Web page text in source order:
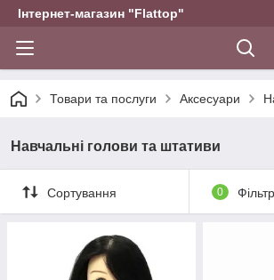
Інтернет-магазин "Flattop"
Товари та послуги Аксесуари
Навчальні голови та штативи
Сортування 0